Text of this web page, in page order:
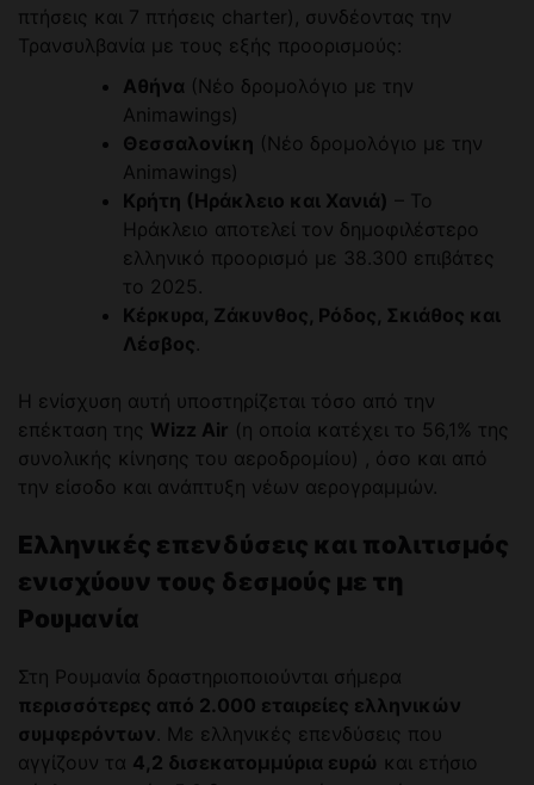
πτήσεις και 7 πτήσεις charter), συνδέοντας την
Τρανσυλβανία με τους εξής προορισμούς:
Αθήνα (Νέο δρομολόγιο με την
Animawings)
Θεσσαλονίκη (Νέο δρομολόγιο με την
Animawings)
Κρήτη (Ηράκλειο και Χανιά) – Το
Ηράκλειο αποτελεί τον δημοφιλέστερο
ελληνικό προορισμό με 38.300 επιβάτες
το 2025.
Κέρκυρα, Ζάκυνθος, Ρόδος, Σκιάθος και
Λέσβος.
Η ενίσχυση αυτή υποστηρίζεται τόσο από την
επέκταση της Wizz Air (η οποία κατέχει το 56,1% της
συνολικής κίνησης του αεροδρομίου) , όσο και από
την είσοδο και ανάπτυξη νέων αερογραμμών.
Ελληνικές επενδύσεις και πολιτισμός
ενισχύουν τους δεσμούς με τη
Ρουμανία
Στη Ρουμανία δραστηριοποιούνται σήμερα
περισσότερες από 2.000 εταιρείες ελληνικών
συμφερόντων . Με ελληνικές επενδύσεις που
αγγίζουν τα 4,2 δισεκατομμύρια ευρώ και ετήσιο